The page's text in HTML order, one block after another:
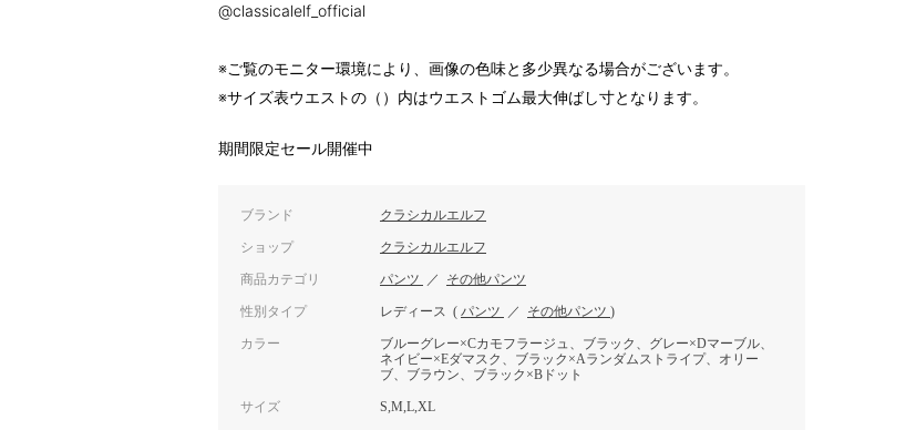
@classicalelf_official
※ご覧のモニター環境により、画像の色味と多少異なる場合がございます。
※サイズ表ウエストの（）内はウエストゴム最大伸ばし寸となります。
期間限定セール開催中
ブランド クラシカルエルフ
ショップ クラシカルエルフ
商品カテゴリ パンツ ／ その他パンツ
性別タイプ レディース ( パンツ ／ その他パンツ )
カラー
ブルーグレー×Cカモフラージュ、ブラック、グレー×Dマーブル、
ネイビー×Eダマスク、ブラック×Aランダムストライプ、オリー
ブ、ブラウン、ブラック×Bドット
サイズ S,M,L,XL